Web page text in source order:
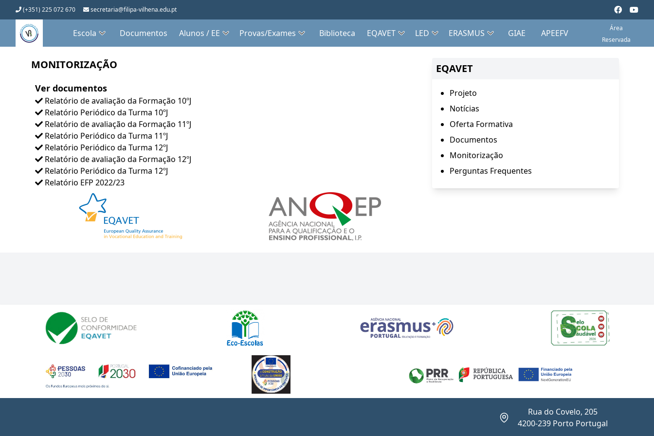
(+351) 225 072 670 secretaria@filipa-vilhena.edu.pt
Escola Documentos Alunos / EE Provas/Exames Biblioteca EQAVET LED ERASMUS GIAE APEEFV
Área
Reservada
MONITORIZAÇÃO
Ver documentos
Relatório de avaliação da Formação 10ºJ
Relatório Periódico da Turma 10ºJ
Relatório de avaliação da Formação 11ºJ
Relatório Periódico da Turma 11ºJ
Relatório Periódico da Turma 12ºJ
Relatório de avaliação da Formação 12ºJ
Relatório Periódico da Turma 12ºJ
Relatório EFP 2022/23
EQAVET
Projeto
Notícias
Oferta Formativa
Documentos
Monitorização
Perguntas Frequentes
Rua do Covelo, 205
4200-239 Porto Portugal